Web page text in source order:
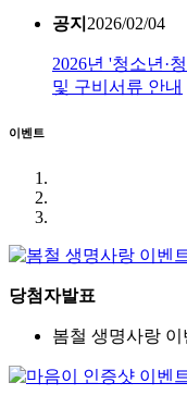
공지 2026/02/04
2026년 '청소년·
및 구비서류 안내
이벤트
당첨자발표
봄철 생명사랑